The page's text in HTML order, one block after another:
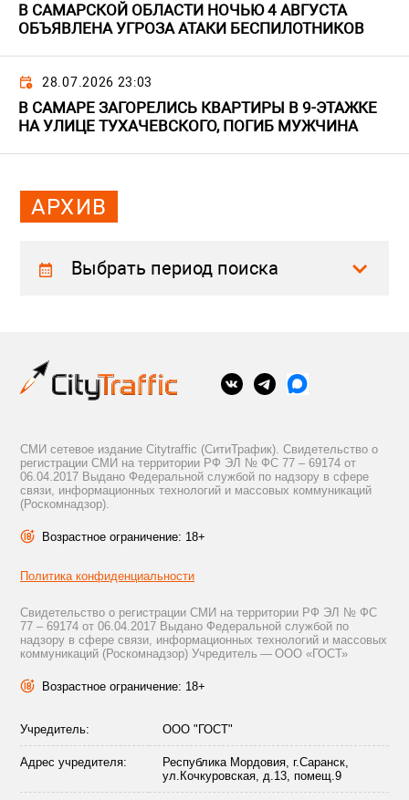
В САМАРСКОЙ ОБЛАСТИ НОЧЬЮ 4 АВГУСТА
ОБЪЯВЛЕНА УГРОЗА АТАКИ БЕСПИЛОТНИКОВ
28.07.2026 23:03
В САМАРЕ ЗАГОРЕЛИСЬ КВАРТИРЫ В 9-ЭТАЖКЕ
НА УЛИЦЕ ТУХАЧЕВСКОГО, ПОГИБ МУЖЧИНА
АРХИВ
Выбрать период поиска
СМИ сетевое издание Citytraffic (СитиТрафик). Свидетельство о
регистрации СМИ на территории РФ ЭЛ № ФС 77 – 69174 от
06.04.2017 Выдано Федеральной службой по надзору в сфере
связи, информационных технологий и массовых коммуникаций
(Роскомнадзор).
Возрастное ограничение: 18+
Политика конфиденциальности
Свидетельство о регистрации СМИ на территории РФ ЭЛ № ФС
77 – 69174 от 06.04.2017 Выдано Федеральной службой по
надзору в сфере связи, информационных технологий и массовых
коммуникаций (Роскомнадзор) Учредитель — ООО «ГОСТ»
Возрастное ограничение: 18+
Учредитель: ООО "ГОСТ"
Адрес учредителя:
Республика Мордовия, г.Саранск,
ул.Кочкуровская, д.13, помещ.9